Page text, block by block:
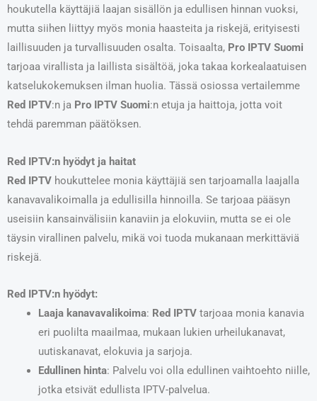
houkutella käyttäjiä laajan sisällön ja edullisen hinnan vuoksi,
mutta siihen liittyy myös monia haasteita ja riskejä, erityisesti
laillisuuden ja turvallisuuden osalta. Toisaalta, Pro IPTV Suomi
tarjoaa virallista ja laillista sisältöä, joka takaa korkealaatuisen
katselukokemuksen ilman huolia. Tässä osiossa vertailemme
Red IPTV:n ja Pro IPTV Suomi:n etuja ja haittoja, jotta voit
tehdä paremman päätöksen.
Red IPTV:n hyödyt ja haitat
Red IPTV houkuttelee monia käyttäjiä sen tarjoamalla laajalla
kanavavalikoimalla ja edullisilla hinnoilla. Se tarjoaa pääsyn
useisiin kansainvälisiin kanaviin ja elokuviin, mutta se ei ole
täysin virallinen palvelu, mikä voi tuoda mukanaan merkittäviä
riskejä.
Red IPTV:n hyödyt:
Laaja kanavavalikoima: Red IPTVtarjoaa monia kanavia
eri puolilta maailmaa, mukaan lukien urheilukanavat,
uutiskanavat, elokuvia ja sarjoja.
Edullinen hinta: Palvelu voi olla edullinen vaihtoehto niille,
jotka etsivät edullista IPTV-palvelua.